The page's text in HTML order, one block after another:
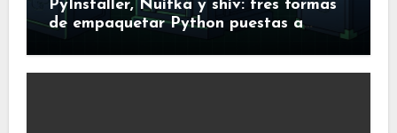
PyInstaller, Nuitka y shiv: tres formas
de empaquetar Python puestas a
prueba